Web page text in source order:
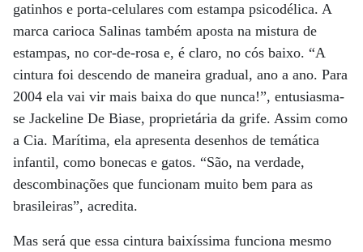
gatinhos e porta-celulares com estampa psicodélica. A
marca carioca Salinas também aposta na mistura de
estampas, no cor-de-rosa e, é claro, no cós baixo. “A
cintura foi descendo de maneira gradual, ano a ano. Para
2004 ela vai vir mais baixa do que nunca!”, entusiasma-
se Jackeline De Biase, proprietária da grife. Assim como
a Cia. Marítima, ela apresenta desenhos de temática
infantil, como bonecas e gatos. “São, na verdade,
descombinações que funcionam muito bem para as
brasileiras”, acredita.
Mas será que essa cintura baixíssima funciona mesmo